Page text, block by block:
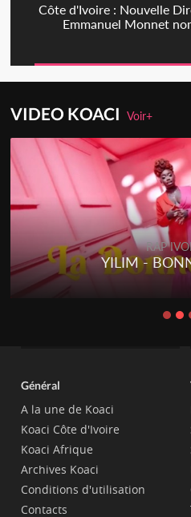
Côte d'Ivoire : Nouvelle
Emmanuel Monnet
VIDEO KOACIVoir+
RAP
YILIM -
Général
A la une de Koaci
Koaci Côte d'Ivoire
Koaci Afrique
Archives Koaci
Conditions d'utilisation
Contacts